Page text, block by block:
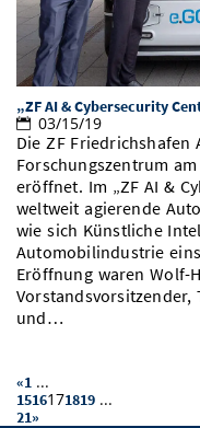
„ZF AI & Cybersecurity
03/15/19
Die ZF Friedrichshafen
Forschungszentrum
eröffnet. Im „ZF AI &
weltweit agierende
wie sich Künstliche
Automobilindustrie
Eröffnung waren Wolf-
Vorstandsvorsitzender,
und…
«1 ...
1516171819 ...
21»